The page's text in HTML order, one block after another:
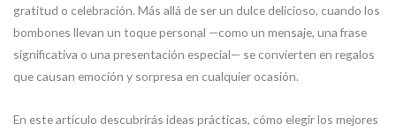
gratitud o celebración. Más allá de ser un dulce delicioso, cuando los
bombones llevan un toque personal —como un mensaje, una frase
significativa o una presentación especial— se convierten en regalos
que causan emoción y sorpresa en cualquier ocasión.
En este artículo descubrirás ideas prácticas, cómo elegir los mejores